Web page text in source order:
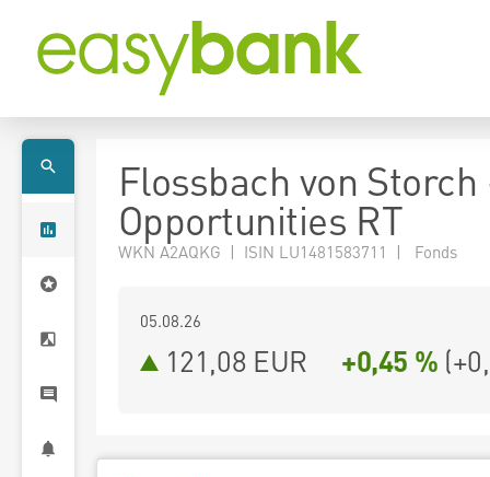
Flossbach von
Opportunities RT
WKN A2AQKG | ISIN LU1481583711 | Fonds
05.08.26
121,08 EUR +0,45 % (